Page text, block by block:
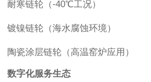
耐寒链轮（-40℃工况）
镀镍链轮（海水腐蚀环境）
陶瓷涂层链轮（高温窑炉应用）
数字化服务生态